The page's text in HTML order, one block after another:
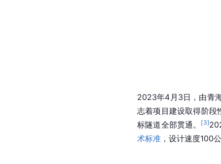
2023年4月3日，由青
志着项目建设取得阶
标隧道全部贯通。
[3]
术标准 ，设计速度100